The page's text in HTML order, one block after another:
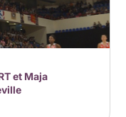
et Maja